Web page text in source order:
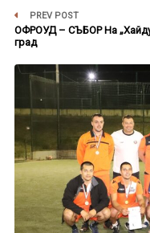
PREV POST
ОФРОУД – СЪБОР На
град